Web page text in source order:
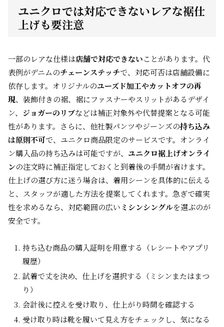
ユニクロでは対応できないレアな裾仕
上げも要注意
一部のレアな仕様は店舗で対応できないことがあります。代
表例がデニムのチェーンステッチで、対応可否は店舗設備に
依存します。オリジナルのユーズド加工やカットオフの再
現、装飾付きの裾、裾にファスナーやスリットがあるデザイ
ン、 ジョガーのリブなどは補正対象外や代替提案となる可能
性があります。さらに、他社製パンツやジーンズの持ち込み
は原則不可で、ユニクロ商品限定のサービスです。オンライ
ン購入品の持ち込みは可能ですが、 ユニクロ裾上げオンライ
ンの注文時に補正指定しておくと到着後の手間が省けます。
仕上げの選び方に迷う場合は、着用シーンを具体的に伝える
と、スタッフが適した方法を提案してくれます。急ぎで確実
性を求めるなら、対応範囲の広いミシンシングルを選ぶのが
安全です。
持ち込む商品の購入証明を用意する（レシートやアプリ
履歴）
試着で丈を決め、仕上げを選択する（ミシンまたはまつ
り）
会計後に控えを受け取り、仕上がり時間を確認する
受け取り時は靴を履いて見え方をチェックし、気になる